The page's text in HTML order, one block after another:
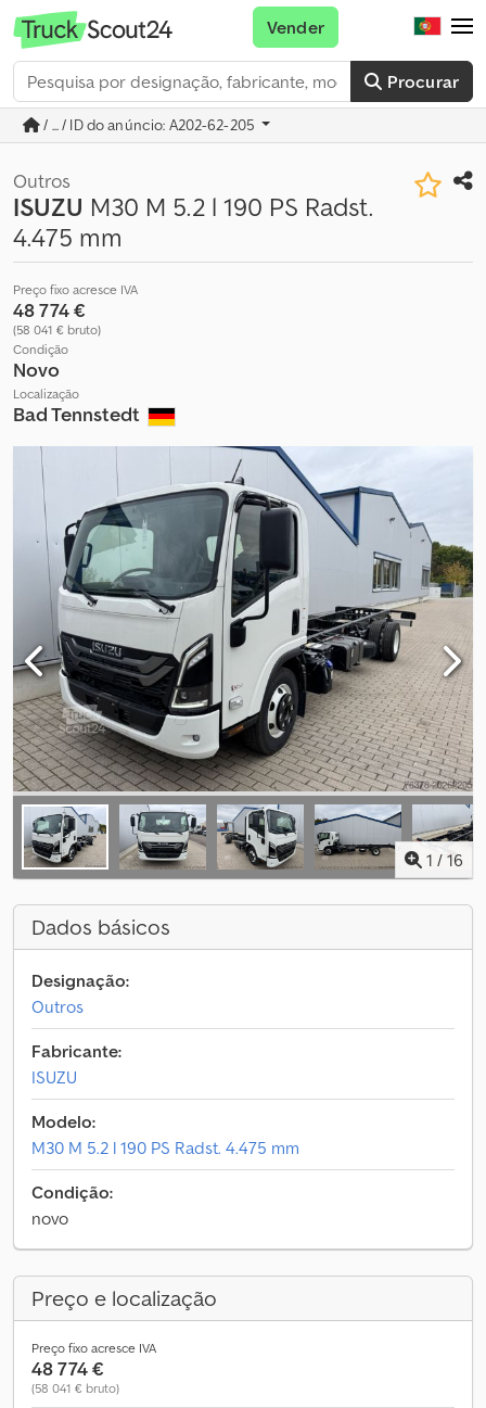
Procurar
Vender
/ ... / ID do anúncio: A202-62-205
Outros
ISUZU M30 M 5.2 l 190 PS Radst.
4.475 mm
Preço fixo acresce IVA
48 774 €
(58 041 € bruto)
Condição
Novo
Localização
Bad Tennstedt
1 / 16
Dados básicos
Designação:
Outros
Fabricante:
ISUZU
Modelo:
M30 M 5.2 l 190 PS Radst. 4.475 mm
Condição:
novo
Preço e localização
Preço fixo acresce IVA
48 774 €
(58 041 € bruto)